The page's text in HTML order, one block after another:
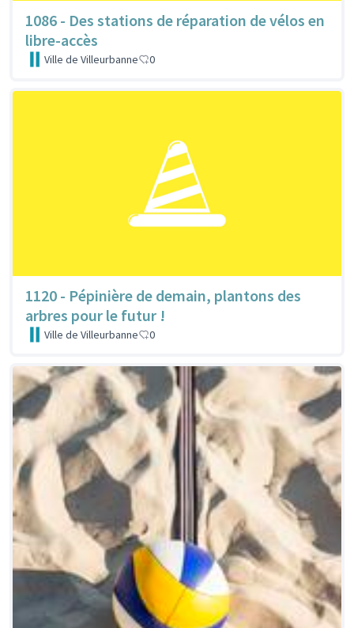
1086 - Des stations de réparation de vélos en
libre-accès
Ville de Villeurbanne 0
1120 - Pépinière de demain, plantons des
arbres pour le futur !
Ville de Villeurbanne 0